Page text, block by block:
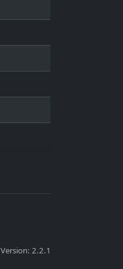
Version: 2.2.1